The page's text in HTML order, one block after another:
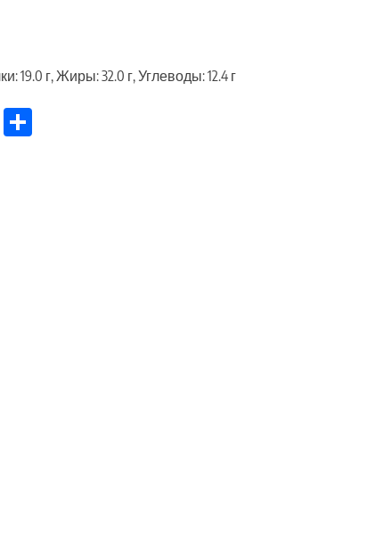
19.0 г, Жиры: 32.0 г, Углеводы: 12.4 г
Odnoklassniki